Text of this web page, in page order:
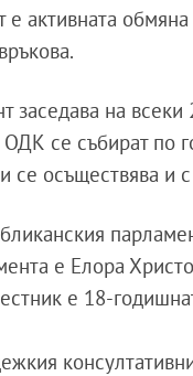
е активната
заседава на
се събират по
се осъществява и
е Елора
е 18-